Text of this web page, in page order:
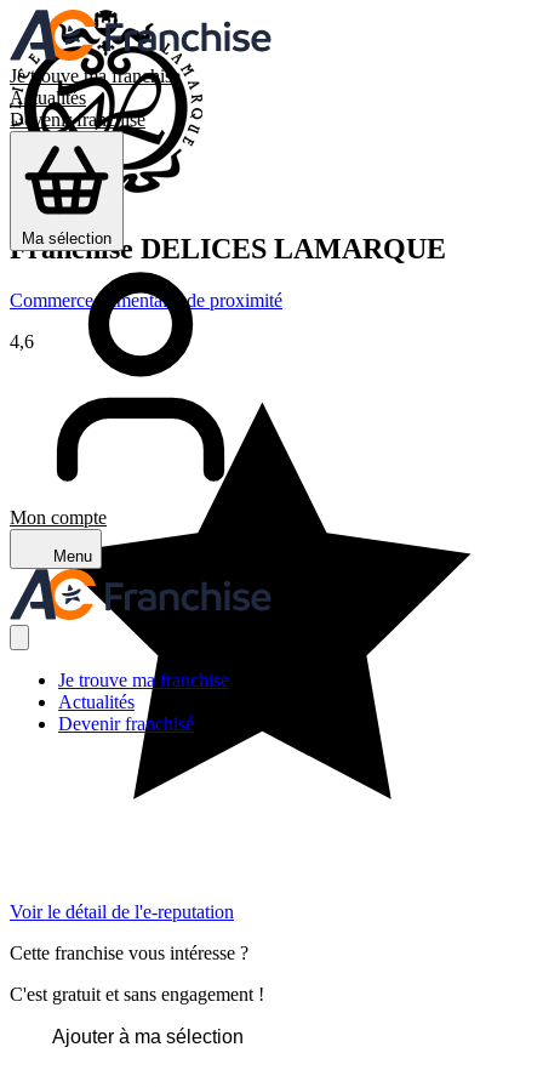
Je trouve ma franchise
Actualités
Devenir franchisé
Ma sélection
Mon compte
Menu
Je trouve ma franchise
Actualités
Devenir franchisé
Franchise DELICES LAMARQUE
Commerce alimentaire de proximité
4,6
Voir le détail de l'e-reputation
Cette franchise vous intéresse ?
C'est gratuit et sans engagement !
Ajouter à ma sélection